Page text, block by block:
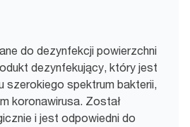
do dezynfekcji powierzchni
dezynfekujący, który jest
szerokiego spektrum bakterii,
koronawirusa. Został
i jest odpowiedni do